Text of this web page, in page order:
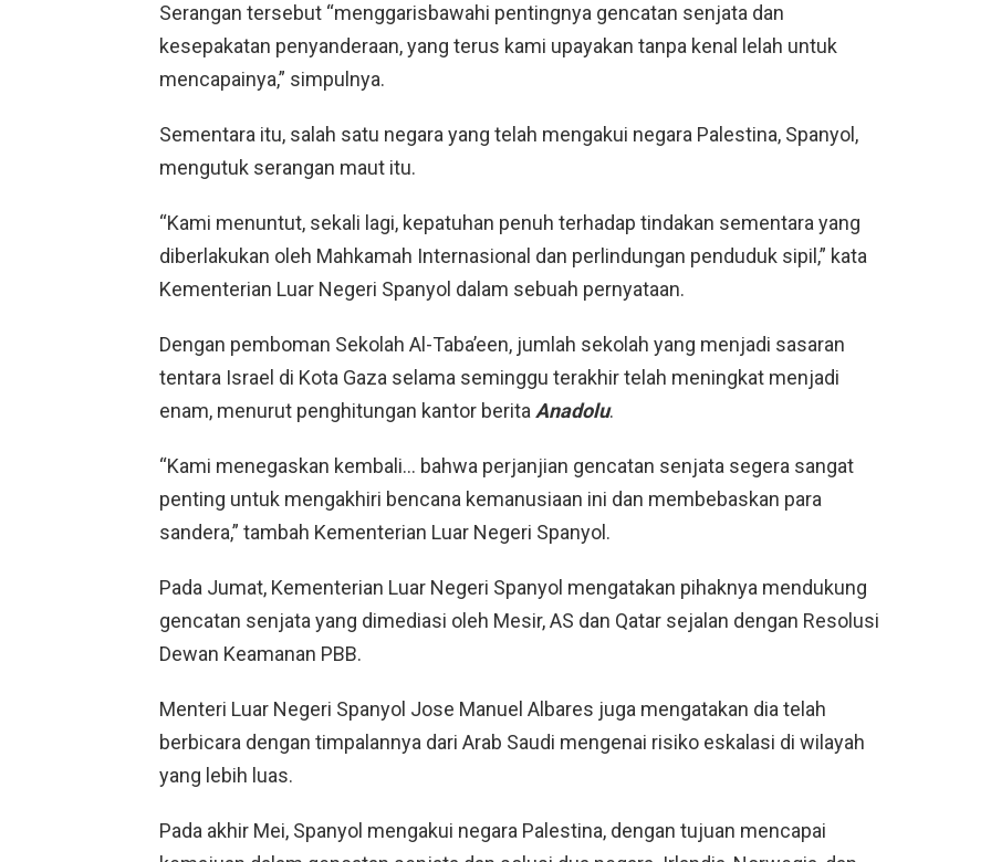
Serangan tersebut “menggarisbawahi pentingnya gencatan senjata dan
kesepakatan penyanderaan, yang terus kami upayakan tanpa kenal lelah untuk
mencapainya,” simpulnya.
Sementara itu, salah satu negara yang telah mengakui negara Palestina, Spanyol,
mengutuk serangan maut itu.
“Kami menuntut, sekali lagi, kepatuhan penuh terhadap tindakan sementara yang
diberlakukan oleh Mahkamah Internasional dan perlindungan penduduk sipil,” kata
Kementerian Luar Negeri Spanyol dalam sebuah pernyataan.
Dengan pemboman Sekolah Al-Taba’een, jumlah sekolah yang menjadi sasaran
tentara Israel di Kota Gaza selama seminggu terakhir telah meningkat menjadi
enam, menurut penghitungan kantor beritaAnadolu.
“Kami menegaskan kembali… bahwa perjanjian gencatan senjata segera sangat
penting untuk mengakhiri bencana kemanusiaan ini dan membebaskan para
sandera,” tambah Kementerian Luar Negeri Spanyol.
Pada Jumat, Kementerian Luar Negeri Spanyol mengatakan pihaknya mendukung
gencatan senjata yang dimediasi oleh Mesir, AS dan Qatar sejalan dengan Resolusi
Dewan Keamanan PBB.
Menteri Luar Negeri Spanyol Jose Manuel Albares juga mengatakan dia telah
berbicara dengan timpalannya dari Arab Saudi mengenai risiko eskalasi di wilayah
yang lebih luas.
Pada akhir Mei, Spanyol mengakui negara Palestina, dengan tujuan mencapai